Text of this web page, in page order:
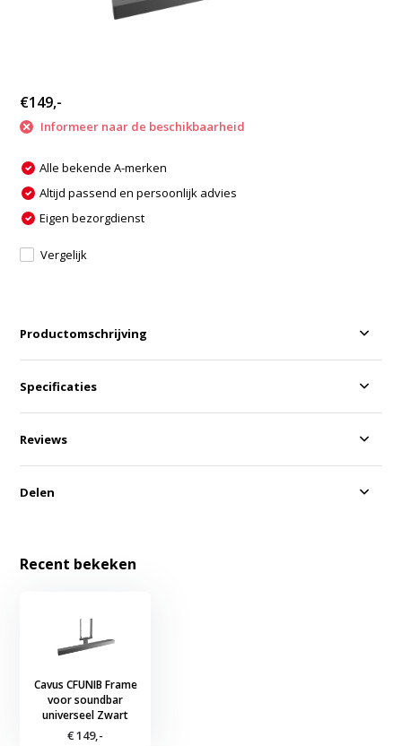
€149,-
Informeer naar de beschikbaarheid
Alle bekende A-merken
Altijd passend en persoonlijk advies
Eigen bezorgdienst
Vergelijk
Productomschrijving
Specificaties
Reviews
Delen
Recent bekeken
Cavus CFUNIB Frame
voor soundbar
universeel Zwart
€ 149,-